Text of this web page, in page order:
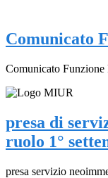
Comunicato
Comunicato Funzione
presa di
ruolo 1°
presa servizio